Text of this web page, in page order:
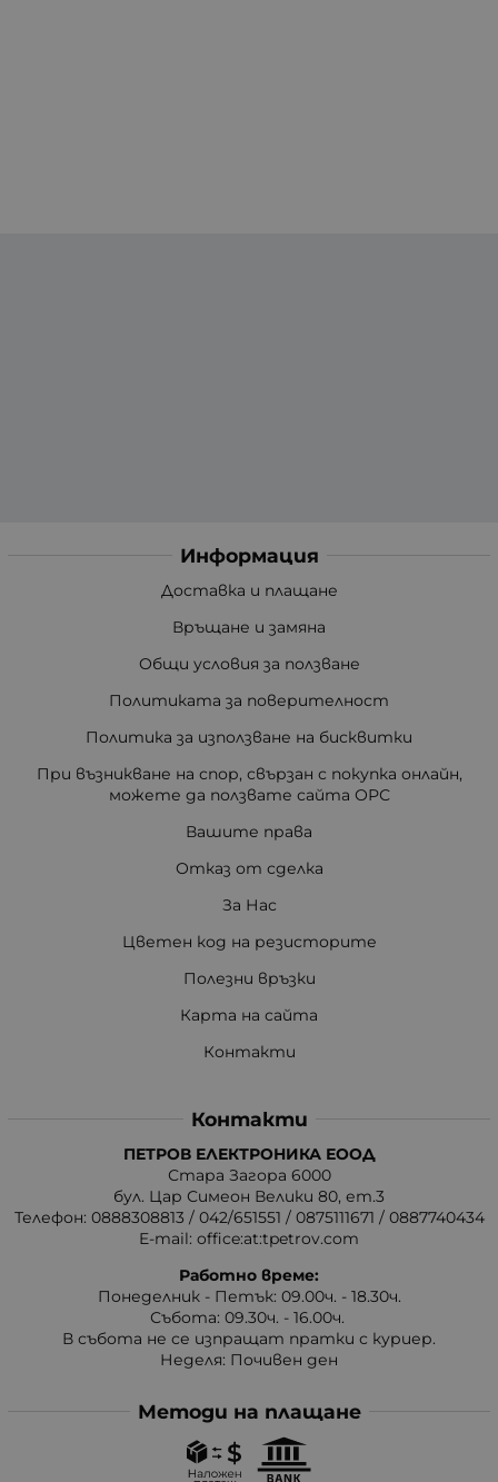
Информация
Доставка и плащане
Връщане и замяна
Общи условия за ползване
Политиката за поверителност
Политика за използване на бисквитки
При възникване на спор, свързан с покупка онлайн,
можете да ползвате сайта ОРС
Вашите права
Отказ от сделка
За Нас
Цветен код на резисторите
Полезни връзки
Карта на сайта
Контакти
Контакти
ПЕТРОВ ЕЛЕКТРОНИКА ЕООД
Стара Загора 6000
бул. Цар Симеон Велики 80, ет.3
Телефон: 0888308813 / 042/651551 / 0875111671 / 0887740434
E-mail: office:at:tpetrov.com
Работно време:
Понеделник - Петък: 09.00ч. - 18.30ч.
Събота: 09.30ч. - 16.00ч.
В събота не се изпращат пратки с куриер.
Неделя: Почивен ден
Методи на плащане